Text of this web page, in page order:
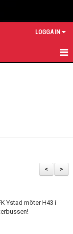
LOGGA IN
>
<
Ystad möter H43 i